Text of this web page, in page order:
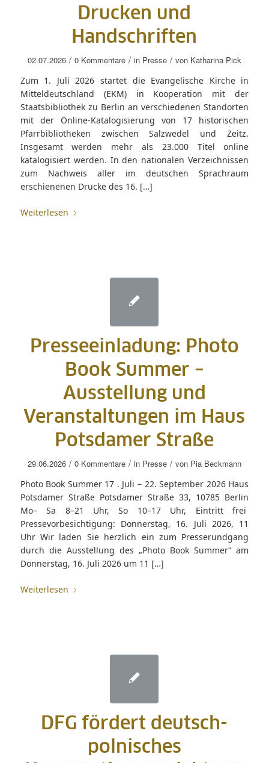
Drucken und
Handschriften
02.07.2026 / 0 Kommentare / in Presse / von Katharina Pick
Zum 1. Juli 2026 startet die Evangelische Kirche in
Mitteldeutschland (EKM) in Kooperation mit der
Staatsbibliothek zu Berlin an verschiedenen Standorten
mit der Online-Katalogisierung von 17 historischen
Pfarrbibliotheken zwischen Salzwedel und Zeitz.
Insgesamt werden mehr als 23.000 Titel online
katalogisiert werden. In den nationalen Verzeichnissen
zum Nachweis aller im deutschen Sprachraum
erschienenen Drucke des 16. […]
Weiterlesen
Presseeinladung: Photo
Book Summer –
Ausstellung und
Veranstaltungen im Haus
Potsdamer Straße
29.06.2026 / 0 Kommentare / in Presse / von Pia Beckmann
Photo Book Summer 17 . Juli – 22. September 2026 Haus
Potsdamer Straße Potsdamer Straße 33, 10785 Berlin
Mo– Sa 8–21 Uhr, So 10–17 Uhr, Eintritt frei
Pressevorbesichtigung: Donnerstag, 16. Juli 2026, 11
Uhr Wir laden Sie herzlich ein zum Presserundgang
durch die Ausstellung des „Photo Book Summer“ am
Donnerstag, 16. Juli 2026 um 11 […]
Weiterlesen
DFG fördert deutsch-
polnisches